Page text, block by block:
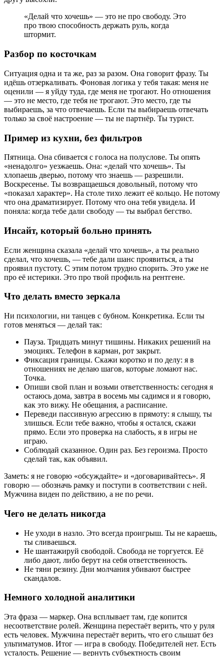
«Делай что хочешь» — это не про свободу. Это
про твою способность держать руль, когда
штормит.
Разбор по косточкам
Ситуация одна и та же, раз за разом. Она говорит фразу. Ты
идёшь отзеркаливать. Фоновая логика у тебя такая: меня не
оценили — я уйду туда, где меня не трогают. Но отношения
— это не место, где тебя не трогают. Это место, где ты
выбираешь, за что отвечаешь. Если ты выбираешь отвечать
только за своё настроение — ты не партнёр. Ты турист.
Пример из кухни, без фильтров
Пятница. Она сбивается с голоса на полуслове. Ты опять
«ненадолго» уезжаешь. Она: «делай что хочешь». Ты
хлопаешь дверью, потому что знаешь — разрешили.
Воскресенье. Ты возвращаешься довольный, потому что
«показал характер». На столе тихо лежит её кольцо. Не потому
что она драматизирует. Потому что она тебя увидела. И
поняла: когда тебе дали свободу — ты выбрал бегство.
Инсайт, который больно принять
Если женщина сказала «делай что хочешь», а ты реально
сделал, что хочешь, — тебе дали шанс проявиться, а ты
проявил пустоту. С этим потом трудно спорить. Это уже не
про её истерики. Это про твой профиль на рентгене.
Что делать вместо зеркала
Ни психологии, ни танцев с бубном. Конкретика. Если ты
готов меняться — делай так:
Пауза. Тридцать минут тишины. Никаких решений на
эмоциях. Телефон в карман, рот закрыт.
Фиксация границы. Скажи коротко и по делу: я в
отношениях не делаю шагов, которые ломают нас.
Точка.
Опиши свой план и возьми ответственность: сегодня я
остаюсь дома, завтра в восемь мы садимся и я говорю,
как это вижу. Не обещания, а расписание.
Переведи пассивную агрессию в прямоту: я слышу, ты
злишься. Если тебе важно, чтобы я остался, скажи
прямо. Если это проверка на слабость, я в игры не
играю.
Соблюдай сказанное. Один раз. Без героизма. Просто
сделай так, как объявил.
Заметь: я не говорю «обсуждайте» и «договаривайтесь». Я
говорю — обозначь рамку и поступи в соответствии с ней.
Мужчина виден по действию, а не по речи.
Чего не делать никогда
Не уходи в назло. Это всегда проигрыш. Ты не караешь,
ты сливаешься.
Не шантажируй свободой. Свобода не торгуется. Её
либо дают, либо берут на себя ответственность.
Не тяни резину. Дни молчания убивают быстрее
скандалов.
Немного холодной аналитики
Эта фраза — маркер. Она всплывает там, где копится
несоответствие ролей. Женщина перестаёт верить, что у руля
есть человек. Мужчина перестаёт верить, что его слышат без
ультиматумов. Итог — игра в свободу. Победителей нет. Есть
усталость. Решение — вернуть субъектность своим